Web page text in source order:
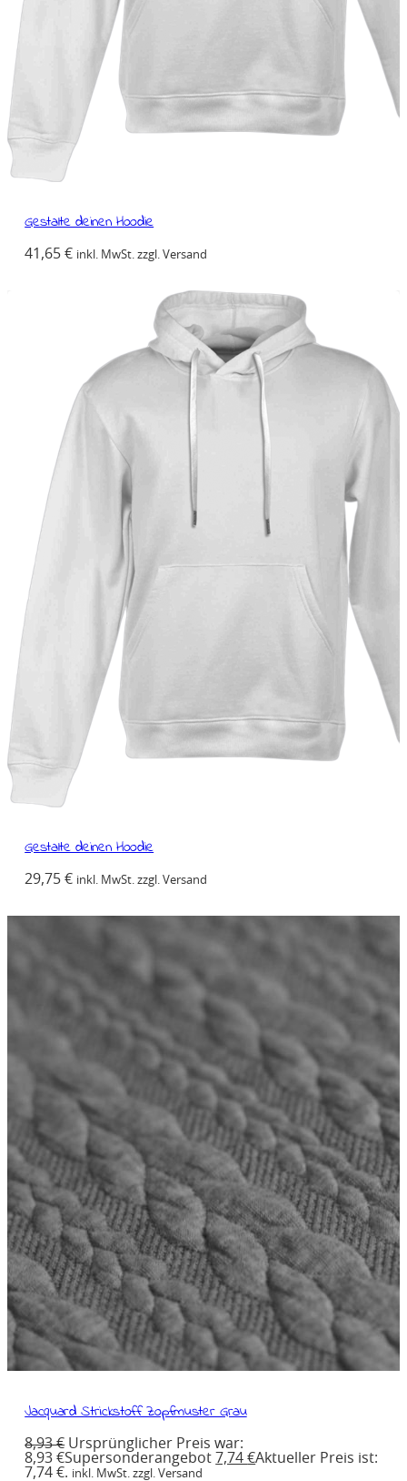
Gestalte deinen Hoodie
41,65€ inkl. MwSt. zzgl. Versand
Gestalte deinen Hoodie
29,75€ inkl. MwSt. zzgl. Versand
Jacquard Strickstoff Zopfmuster Grau
8,93€ Ursprünglicher Preis war:
8,93 €Supersonderangebot 7,74€Aktueller Preis ist:
7,74 €. inkl. MwSt. zzgl. Versand